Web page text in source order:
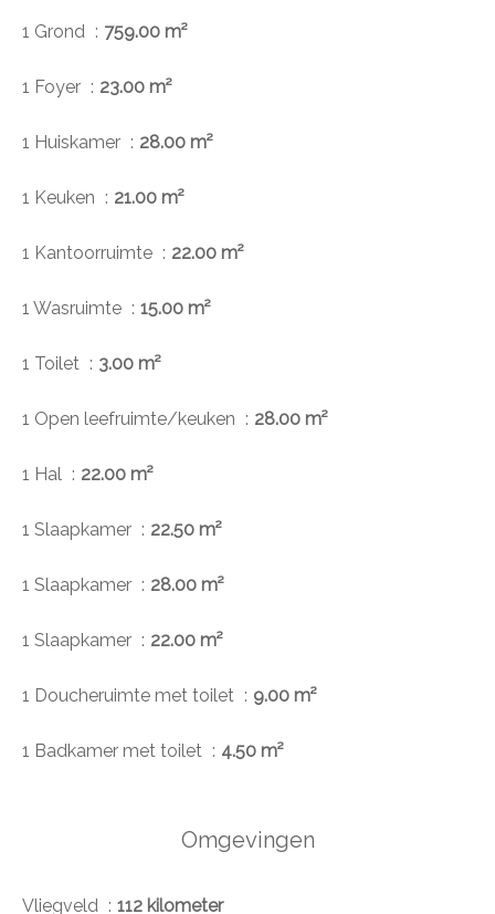
1 Grond 759.00 m²
1 Foyer 23.00 m²
1 Huiskamer 28.00 m²
1 Keuken 21.00 m²
1 Kantoorruimte 22.00 m²
1 Wasruimte 15.00 m²
1 Toilet 3.00 m²
1 Open leefruimte/keuken 28.00 m²
1 Hal 22.00 m²
1 Slaapkamer 22.50 m²
1 Slaapkamer 28.00 m²
1 Slaapkamer 22.00 m²
1 Doucheruimte met toilet 9.00 m²
1 Badkamer met toilet 4.50 m²
Omgevingen
Vliegveld 112 kilometer